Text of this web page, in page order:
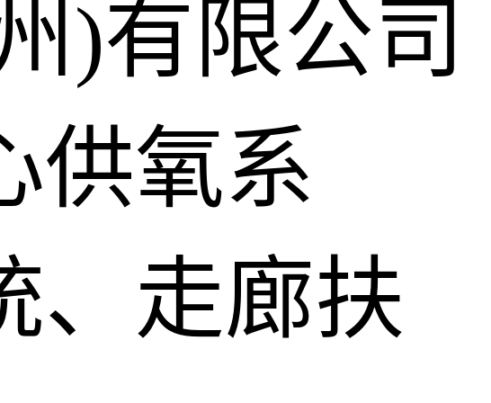
)有限公司
供氧系
、走廊扶